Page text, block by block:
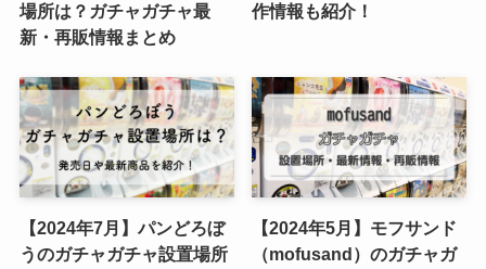
場所は？ガチャガチャ最
新・再販情報まとめ
作情報も紹介！
【2024年7月】パンどろぼ
うのガチャガチャ設置場所
【2024年5月】モフサンド
（mofusand）のガチャガ